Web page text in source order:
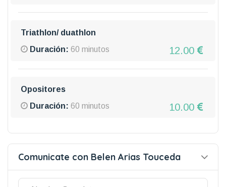
Triathlon/ duathlon
Duración: 60 minutos 12.00
Opositores
Duración: 60 minutos 10.00
Comunicate con Belen Arias Touceda